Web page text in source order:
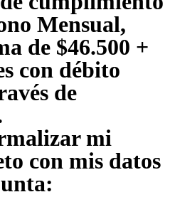
Mensual,
de $46.500 +
con débito
de
mi
con mis datos